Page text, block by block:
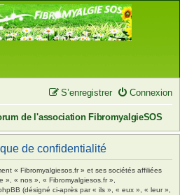
Connexion
S’enregistrer
de l'association FibromyalgieSOS
de confidentialité
« Fibromyalgiesos.fr » et ses sociétés affiliées
», « nos », « Fibromyalgiesos.fr »,
(désigné ci-après par « ils », « eux », « leur »,